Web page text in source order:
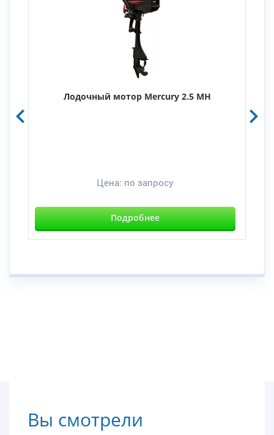
Лодочный мотор Mercury 2.5 MH
Цена: по запросу
Подробнее
Вы смотрели